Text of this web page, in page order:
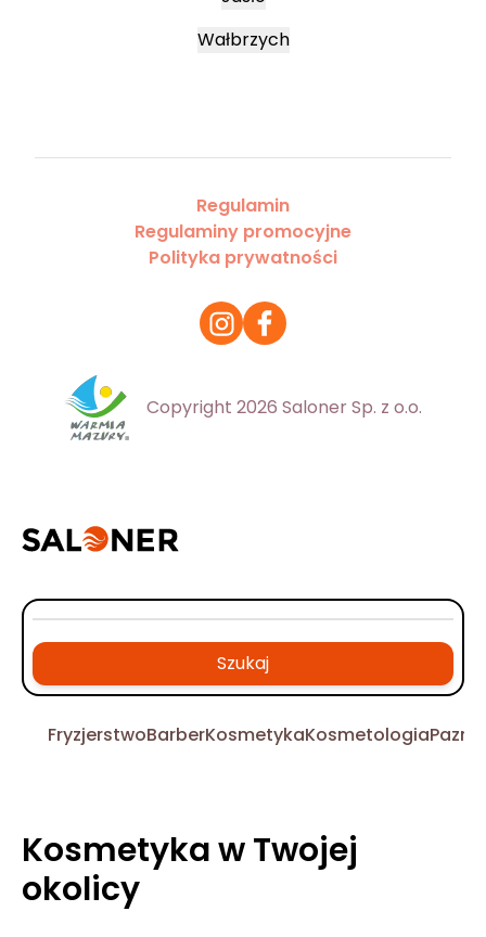
Wałbrzych
Regulamin
Regulaminy promocyjne
Polityka prywatności
Copyright 2026 Saloner Sp. z o.o.
Szukaj
FryzjerstwoBarberKosmetykaKosmetologia
Kosmetyka w Twojej
okolicy